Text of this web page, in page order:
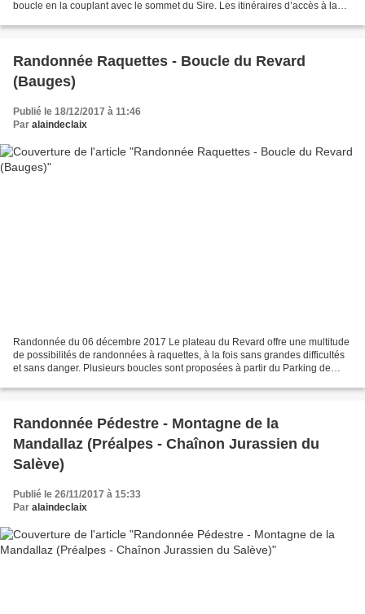
boucle en la couplant avec le sommet du Sire. Les itinéraires d’accès à la
Randonnée Raquettes - Boucle du Revard
(Bauges)
Publié le 18/12/2017 à 11:46
Par alaindeclaix
Randonnée du 06 décembre 2017 Le plateau du Revard offre une multitude
de possibilités de randonnées à raquettes, à la fois sans grandes difficultés
et sans danger. Plusieurs boucles sont proposées à partir du Parking de
Randonnée Pédestre - Montagne de la
Mandallaz (Préalpes - Chaînon Jurassien du
Salève)
Publié le 26/11/2017 à 15:33
Par alaindeclaix